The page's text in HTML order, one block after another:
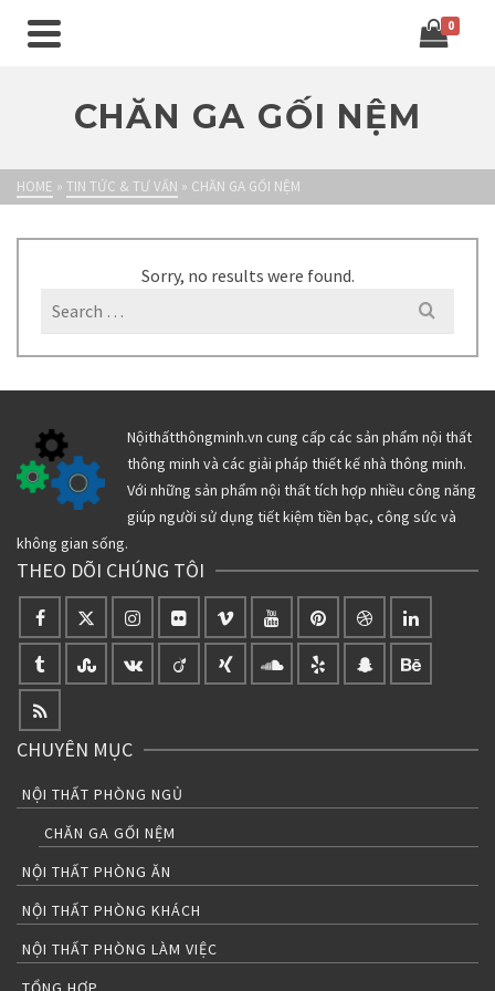
0
CHĂN GA GỐI NỆM
HOME » TIN TỨC & TƯ VẤN » CHĂN GA GỐI NỆM
Sorry, no results were found.
Search
Nộithấtthôngminh.vn cung cấp các sản phẩm nội thất
thông minh và các giải pháp thiết kế nhà thông minh.
Với những sản phẩm nội thất tích hợp nhiều công năng
giúp người sử dụng tiết kiệm tiền bạc, công sức và
không gian sống.
THEO DÕI CHÚNG TÔI
CHUYÊN MỤC
NỘI THẤT PHÒNG NGỦ
CHĂN GA GỐI NỆM
NỘI THẤT PHÒNG ĂN
NỘI THẤT PHÒNG KHÁCH
NỘI THẤT PHÒNG LÀM VIỆC